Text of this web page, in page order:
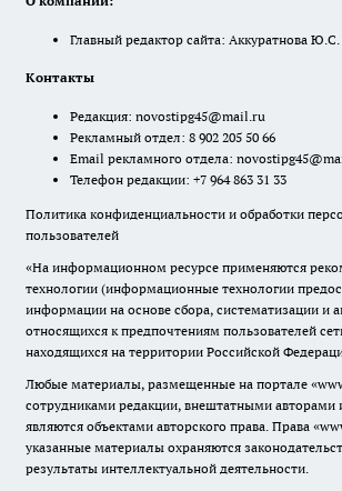
Главный редактор сайта: Аккуратнова Ю.С.
Контакты
Редакция: novostipg45@mail.ru
Рекламный отдел: 8 902 205 50 66
Email рекламного отдела:
Телефон редакции: +7 964 863 31 33
Политика конфиденциальности и обработки
пользователей
«На информационном ресурсе применяются
технологии (информационные технологии
информации на основе сбора, систематизации и
относящихся к предпочтениям пользователей
находящихся на территории Российской
Любые материалы, размещенные на портале
сотрудниками редакции, внештатными авторами
являются объектами авторского права. Права
указанные материалы охраняются
результаты интеллектуальной деятельности.